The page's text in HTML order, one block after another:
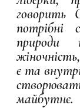
говорить
природи
є та
майбутнє.